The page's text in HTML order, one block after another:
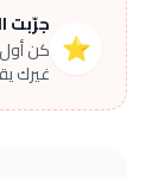
⭐
جرّبت
كن
غيرك